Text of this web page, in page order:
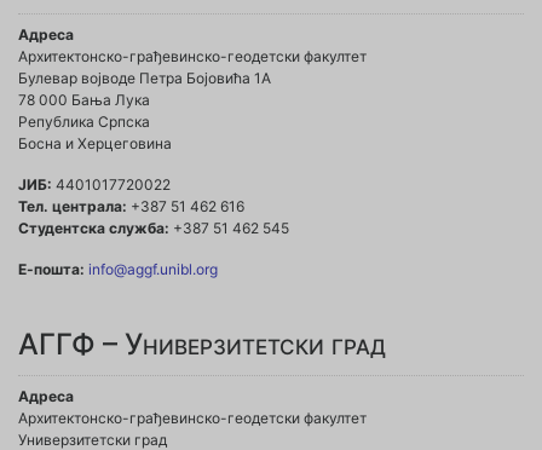
Адреса
Архитектонско-грађевинско-геодетски факултет
Булевар војводе Петра Бојовића 1A
78 000 Бања Лука
Република Српска
Босна и Херцеговина
ЈИБ: 4401017720022
Тел. централа: +387 51 462 616
Студентска служба: +387 51 462 545
Е-пошта: info@aggf.unibl.org
АГГФ – Универзитетски град
Адреса
Архитектонско-грађевинско-геодетски факултет
Универзитетски град